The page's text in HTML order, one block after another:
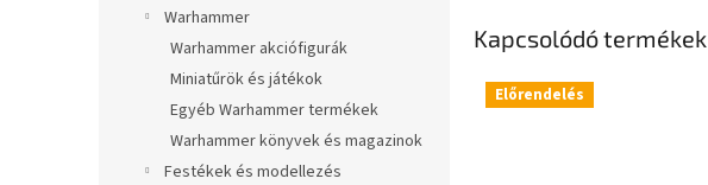
Warhammer
Warhammer akciófigurák
Miniatűrök és játékok
Egyéb Warhammer termékek
Warhammer könyvek és magazinok
Festékek és modellezés
Kapcsolódó termékek
Előrendelés